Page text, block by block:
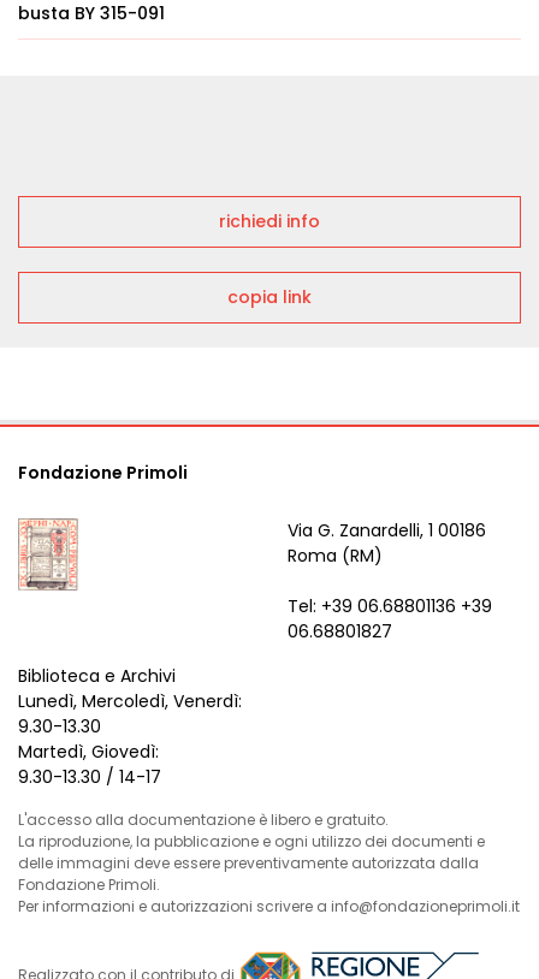
busta BY 315-091
richiedi info
copia link
Fondazione Primoli
Via G. Zanardelli, 1 00186
Roma (RM)
Tel: +39 06.68801136 +39
06.68801827
Biblioteca e Archivi
Lunedì, Mercoledì, Venerdì:
9.30-13.30
Martedì, Giovedì:
9.30-13.30 / 14-17
L'accesso alla documentazione è libero e gratuito.
La riproduzione, la pubblicazione e ogni utilizzo dei documenti e
delle immagini deve essere preventivamente autorizzata dalla
Fondazione Primoli.
Per informazioni e autorizzazioni scrivere a info@fondazioneprimoli.it
Realizzato con il contributo di